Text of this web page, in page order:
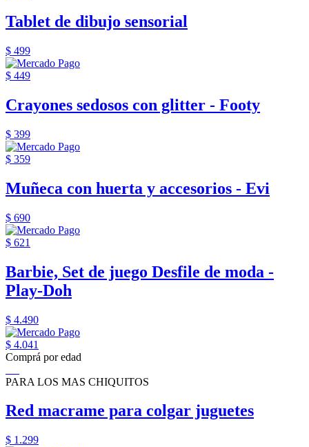
Tablet de dibujo sensorial
$ 499
$ 449
Crayones sedosos con glitter - Footy
$ 399
$ 359
Muñeca con huerta y accesorios - Evi
$ 690
$ 621
Barbie, Set de juego Desfile de moda -
Play-Doh
$ 4.490
$ 4.041
Comprá por edad
PARA LOS MAS CHIQUITOS
Red macrame para colgar juguetes
$ 1.299